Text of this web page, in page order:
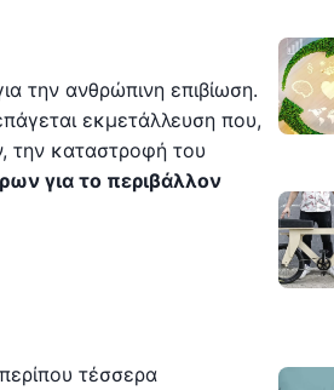
την ανθρώπινη επιβίωση.
εκμετάλλευση που,
την καταστροφή του
για το περιβάλλον
τέσσερα